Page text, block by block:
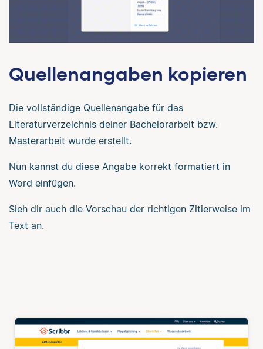
Quellenangaben kopieren
Die vollständige Quellenangabe für das
Literaturverzeichnis deiner Bachelorarbeit bzw.
Masterarbeit wurde erstellt.
Nun kannst du diese Angabe korrekt formatiert in
Word einfügen.
Sieh dir auch die Vorschau der richtigen Zitierweise im
Text an.